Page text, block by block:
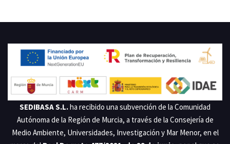
SEDIBASA S.L.ha recibido una subvención de la Comunidad
Autónoma de la Región de Murcia, a través de la Consejería de
Medio Ambiente, Universidades, Investigación y Mar Menor, en el